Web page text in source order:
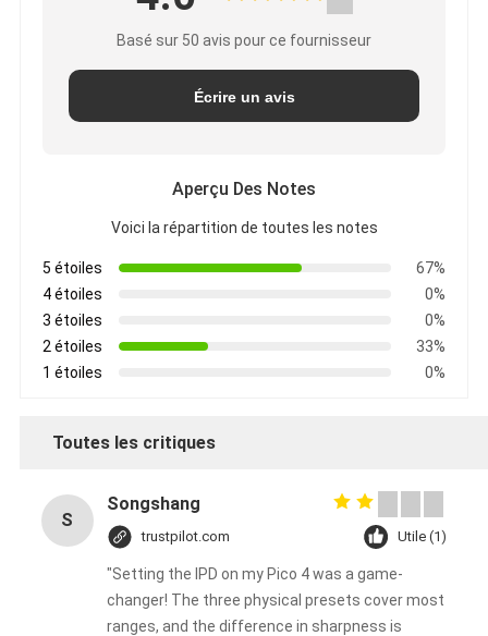
Basé sur 50 avis pour ce fournisseur
Écrire un avis
Aperçu Des Notes
Voici la répartition de toutes les notes
5 étoiles
67%
4 étoiles
0%
3 étoiles
0%
2 étoiles
33%
1 étoiles
0%
Toutes les critiques
S
Songshang
trustpilot.com Utile (1)
"Setting the IPD on my Pico 4 was a game-
changer! The three physical presets cover most
ranges, and the difference in sharpness is